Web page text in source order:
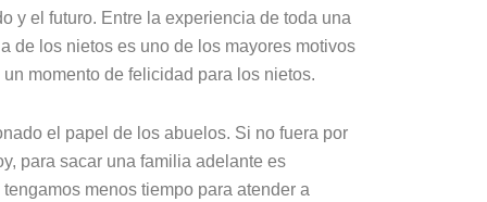
y el futuro. Entre la experiencia de toda una
de los nietos es uno de los mayores motivos
momento de felicidad para los nietos.
el papel de los abuelos. Si no fuera por
para sacar una familia adelante es
menos tiempo para atender a